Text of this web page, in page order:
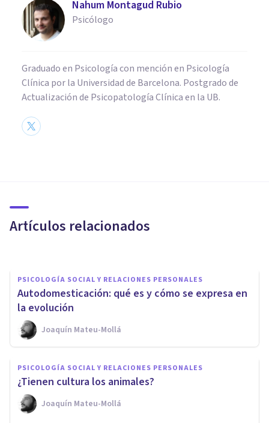
Nahum Montagud Rubio
Psicólogo
Graduado en Psicología con mención en Psicología
Clínica por la Universidad de Barcelona. Postgrado de
Actualización de Psicopatología Clínica en la UB.
Artículos relacionados
propone
PSICOLOGÍA SOCIAL Y RELACIONES PERSONALES
Autodomesticación: qué es y cómo se expresa en
la evolución
Joaquín Mateu-Mollá
PSICOLOGÍA SOCIAL Y RELACIONES PERSONALES
¿Tienen cultura los animales?
Joaquín Mateu-Mollá
La evolución de los besos:
¿cómo se originaron?